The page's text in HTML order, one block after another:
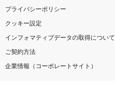
プライバシーポリシー
クッキー設定
インフォマティブデータの取得について
ご契約方法
企業情報（コーポレートサイト）